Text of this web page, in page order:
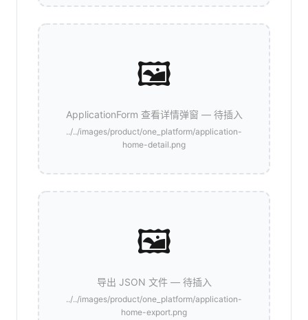
🖼️
ApplicationForm 查看详情弹窗 — 待插入
../../images/product/one_platform/application-
home-detail.png
🖼️
导出 JSON 文件 — 待插入
../../images/product/one_platform/application-
home-export.png